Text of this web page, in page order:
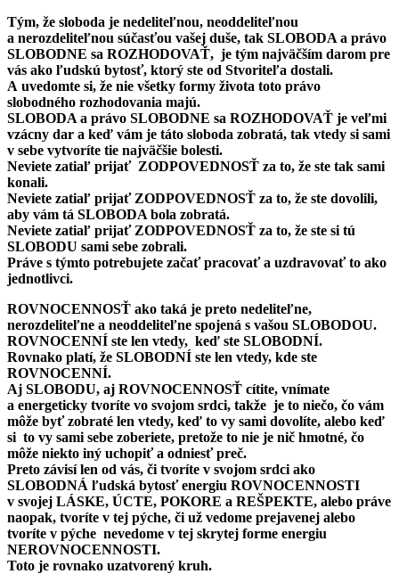
Tým, že sloboda je nedeliteľnou, neoddeliteľnou
a nerozdeliteľnou súčasťou vašej duše, tak SLOBODA a právo
SLOBODNE sa ROZHODOVAŤ, je tým najväčším darom pre
vás ako ľudskú bytosť, ktorý ste od Stvoriteľa dostali.
A uvedomte si, že nie všetky formy života toto právo
slobodného rozhodovania majú.
SLOBODA a právo SLOBODNE sa ROZHODOVAŤ je veľmi
vzácny dar a keď vám je táto sloboda zobratá, tak vtedy si sami
v sebe vytvoríte tie najväčšie bolesti.
Neviete zatiaľ prijať ZODPOVEDNOSŤ za to, že ste tak sami
konali.
Neviete zatiaľ prijať ZODPOVEDNOSŤ za to, že ste dovolili,
aby vám tá SLOBODA bola zobratá.
Neviete zatiaľ prijať ZODPOVEDNOSŤ za to, že ste si tú
SLOBODU sami sebe zobrali.
Práve s týmto potrebujete začať pracovať a uzdravovať to ako
jednotlivci.
ROVNOCENNOSŤ ako taká je preto nedeliteľne,
nerozdeliteľne a neoddeliteľne spojená s vašou SLOBODOU.
ROVNOCENNÍ ste len vtedy, keď ste SLOBODNÍ.
Rovnako platí, že SLOBODNÍ ste len vtedy, kde ste
ROVNOCENNÍ.
Aj SLOBODU, aj ROVNOCENNOSŤ cítite, vnímate
a energeticky tvoríte vo svojom srdci, takže je to niečo, čo vám
môže byť zobraté len vtedy, keď to vy sami dovolíte, alebo keď
si to vy sami sebe zoberiete, pretože to nie je nič hmotné, čo
môže niekto iný uchopiť a odniesť preč.
Preto závisí len od vás, či tvoríte v svojom srdci ako
SLOBODNÁ ľudská bytosť energiu ROVNOCENNOSTI
v svojej LÁSKE, ÚCTE, POKORE a REŠPEKTE, alebo práve
naopak, tvoríte v tej pýche, či už vedome prejavenej alebo
tvoríte v pýche nevedome v tej skrytej forme energiu
NEROVNOCENNOSTI.
Toto je rovnako uzatvorený kruh.